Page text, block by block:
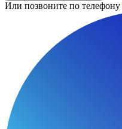
Или позвоните по телефону